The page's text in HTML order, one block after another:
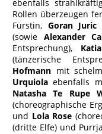
ebenfalls
Rollen überzeugen
Fürstin, Goran Juric
(sowie Alexander
Entsprechung),
(tänzerische
Hofmann mit
Urquiola ebenfalls
Natasha Te Rupe
(choreographische
und Lola Rose
(dritte Elfe) und